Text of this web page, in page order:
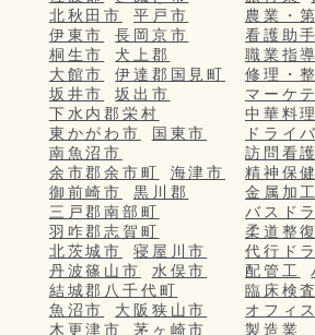
北秋田市
平戸市
伊東市
長岡京市
桐生市
犬上郡
大館市
伊達郡国見町
坂井市
坂出市
下水内郡栄村
東かがわ市
国東市
南魚沼市
余市郡余市町
海津市
御前崎市
黒川郡
三戸郡南部町
羽咋郡志賀町
北茨城市
寝屋川市
丹波篠山市
水俣市
結城郡八千代町
魚沼市
大阪狭山市
木更津市
茅ヶ崎市
農業・
看護助手
職業指
修理・
マーケ
中華料理
ドライ
訪問看護
精神保
金属加工
バスド
柔道整
代行ド
配管工
臨床検
オフィ
製造業